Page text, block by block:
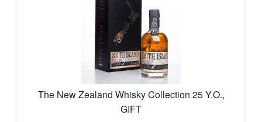
The New Zealand Whisky Collection 25 Y.O.,
GIFT